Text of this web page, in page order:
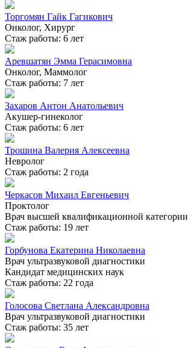
Торгомян Гайк Гагикович
Онколог, Хирург
Стаж работы: 6 лет
Аревшатян Эмма Герасимовна
Онколог, Маммолог
Стаж работы: 7 лет
Захаров Антон Анатольевич
Акушер-гинеколог
Стаж работы: 6 лет
Трошина Валерия Алексеевна
Невролог
Стаж работы: 2 года
Черкасов Михаил Евгеньевич
Проктолог
Врач высшей квалификационной категории
Стаж работы: 19 лет
Горбунова Екатерина Николаевна
Врач ультразвуковой диагностики
Кандидат медицинских наук
Стаж работы: 22 года
Голосова Светлана Александровна
Врач ультразвуковой диагностики
Стаж работы: 35 лет